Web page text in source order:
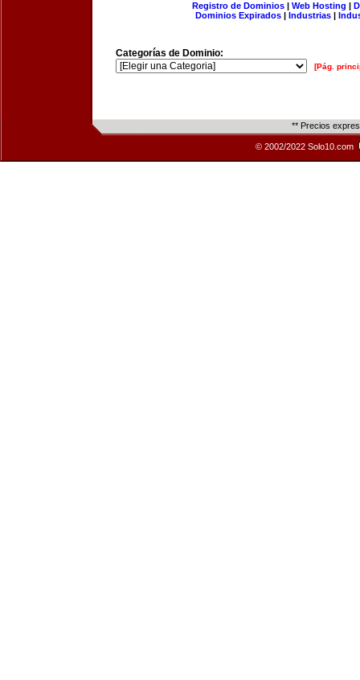
Registro de Dominios| Web Hosting |
Dominios Expirados | Industrias |
Categorías de Dominio:
[Pág.
** Precios
© 2002/2022 Solo10.com